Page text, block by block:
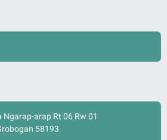
Ngarap-arap Rt 06 Rw 01
58193